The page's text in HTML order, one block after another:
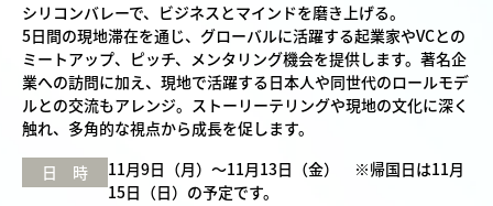
シリコンバレーで、ビジネスとマインドを磨き上げる。
5日間の現地滞在を通じ、グローバルに活躍する起業家やVCとの
ミートアップ、ピッチ、メンタリング機会を提供します。著名企
業への訪問に加え、現地で活躍する日本人や同世代のロールモデ
ルとの交流もアレンジ。ストーリーテリングや現地の文化に深く
触れ、多角的な視点から成長を促します。
日 時
11月9日（月）～11月13日（金） ※帰国日は11月
15日（日）の予定です。